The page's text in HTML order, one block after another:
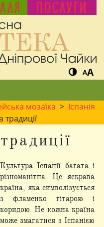
ПОСЛУГИ
AA
мозаїка > Іспанія
традиції
Культура Іспанії багата і
різноманітна. Це яскрава
країна, яка символізується
з фламенко гітарою і
коридою. Не кожна країна
може змагатися з Іспанією